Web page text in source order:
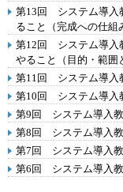
第13回 システム導入
ること（完成への仕組
第12回 システム導入
やること（目的・範囲
第11回 システム導入
第10回 システム導入
第9回 システム導入
第8回 システム導入
第7回 システム導入
第6回 システム導入